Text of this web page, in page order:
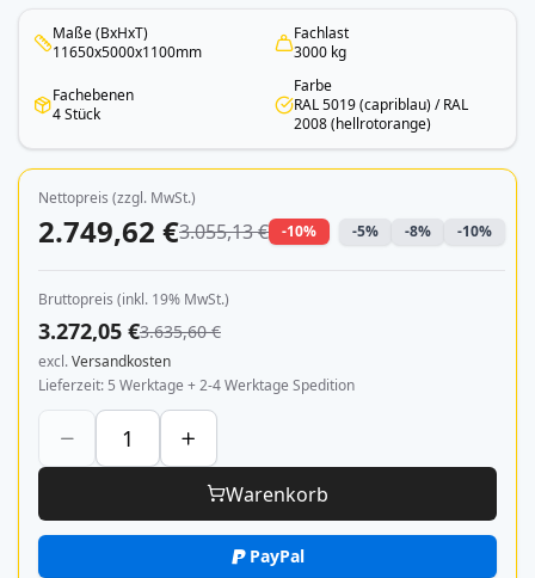
Maße (BxHxT)
11650x5000x1100mm
Fachlast
3000 kg
Fachebenen
4 Stück
Farbe
RAL 5019 (capriblau) / RAL
2008 (hellrotorange)
Nettopreis (zzgl. MwSt.)
2.749,62 €3.055,13 € -10% -5% -8% -10%
Bruttopreis (inkl. 19% MwSt.)
3.272,05 €3.635,60 €
excl.Versandkosten
Lieferzeit 5 Werktage + 2-4 Werktage Spedition
Warenkorb
PayPal